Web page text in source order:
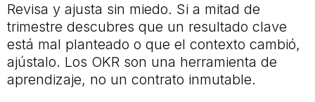
Revisa y ajusta sin miedo. Si a mitad de
trimestre descubres que un resultado clave
está mal planteado o que el contexto cambió,
ajústalo. Los OKR son una herramienta de
aprendizaje, no un contrato inmutable.